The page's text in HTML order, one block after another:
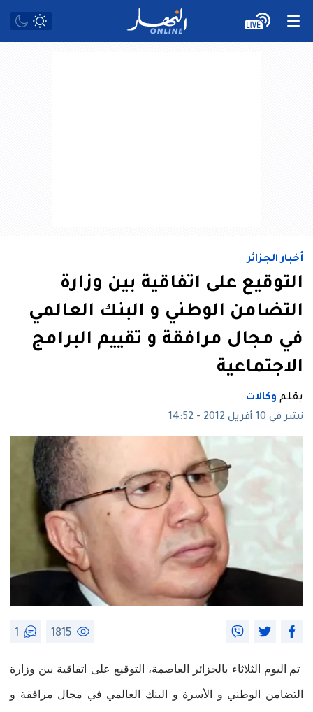
أخبار الجزائر
التوقيع على اتفاقية بين وزارة
التضامن الوطني و البنك العالمي
في مجال مرافقة و تقييم البرامج
الاجتماعية
بقلم وكالات
نشر في 10 أفريل 2012 - 14:52
1815
1
تم اليوم الثلاثاء بالجزائر العاصمة، التوقيع على اتفاقية بين وزارة
التضامن الوطني و الأسرة و البنك العالمي في مجال مرافقة و